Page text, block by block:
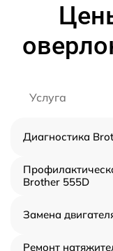
Услуга
Диагностика
Brother 555D
Замена
Ремонт